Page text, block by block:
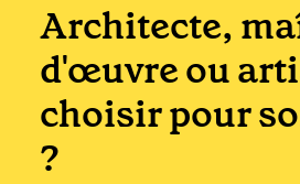
Architecte,
d'œuvre ou
choisir pour
?